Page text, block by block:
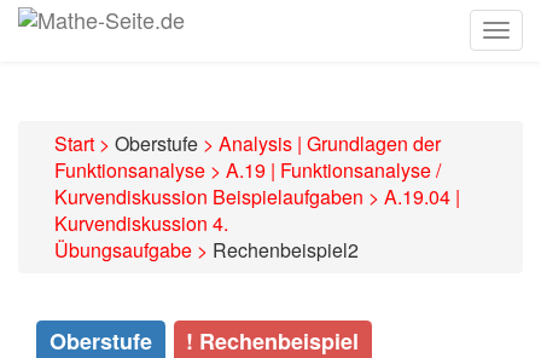
Start > Oberstufe > Analysis | Grundlagen der
Funktionsanalyse > A.19 | Funktionsanalyse /
Kurvendiskussion Beispielaufgaben > A.19.04 |
Kurvendiskussion 4.
Übungsaufgabe > Rechenbeispiel2
Oberstufe ! Rechenbeispiel